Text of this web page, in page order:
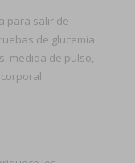
para salir de
de glucemia
medida de pulso,